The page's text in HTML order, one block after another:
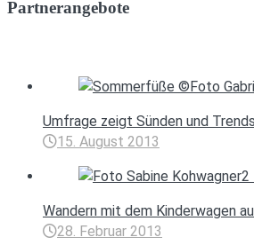
Partnerangebote
Umfrage zeigt Sünden und
15. August 2013
Wandern mit dem Kinderwagen
28. Februar 2013